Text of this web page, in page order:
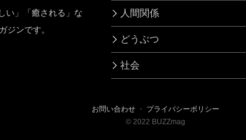
い」「癒される」な
ジンです。
人間関係
どうぶつ
社会
お問い合わせ ・ プライバシーポリシー
© 2022 BUZZmag